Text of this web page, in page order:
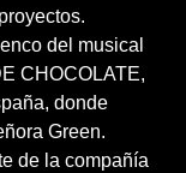
del musical
CHOCOLATE,
donde
Green.
de la compañía